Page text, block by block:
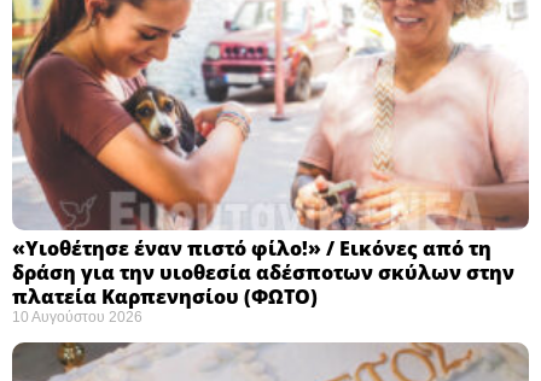
«Υιοθέτησε έναν πιστό φίλο!» / Εικόνες από τη
δράση για την υιοθεσία αδέσποτων σκύλων στην
πλατεία Καρπενησίου (ΦΩΤΟ)
10 Αυγούστου 2026